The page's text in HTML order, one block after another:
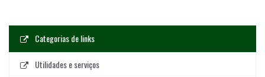
Categorias de links
Utilidades e serviços